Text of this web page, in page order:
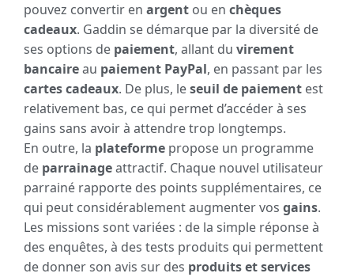
pouvez convertir en argent ou en chèques
cadeaux. Gaddin se démarque par la diversité de
ses options de paiement, allant du virement
bancaireau paiement PayPal, en passant par les
cartes cadeaux. De plus, leseuil de paiement est
relativement bas, ce qui permet d’accéder à ses
gains sans avoir à attendre trop longtemps.
En outre, la plateforme propose un programme
de parrainageattractif. Chaque nouvel utilisateur
parrainé rapporte des points supplémentaires, ce
qui peut considérablement augmenter vos gains.
Les missions sont variées : de la simple réponse à
des enquêtes, à des tests produits qui permettent
de donner son avis sur des produits et services